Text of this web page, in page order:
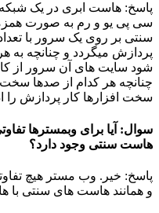
پاسخ: هاست ابری در یک
سی پی یو و رم به صورت
سنتی بر روی یک سرور با
پردازش میگردد و چنانچه به
شود سایت های آن سرور از
چنانچه هر کدام از صدها
سخت افزارها کار پردازش را
سوال: آیا برای وبمسترها
هاست سنتی وجود دارد؟
پاسخ: خیر. وب مستر هیچ
و همانند هاست های سنتی با